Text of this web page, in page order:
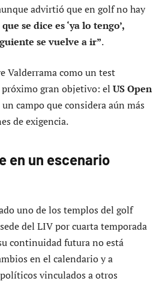
advirtió que en golf no hay
se dice es ‘ya lo tengo’,
se vuelve a ir”.
Valderrama como un test
gran objetivo: el US Open
un campo que considera aún más
de exigencia.
en un escenario
uno de los templos del golf
del LIV por cuarta temporada
continuidad futura no está
en el calendario y a
vinculados a otros